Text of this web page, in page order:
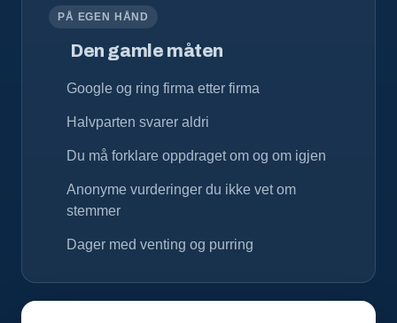
PÅ EGEN HÅND
Den gamle måten
Google og ring firma etter firma
Halvparten svarer aldri
Du må forklare oppdraget om og om igjen
Anonyme vurderinger du ikke vet om
stemmer
Dager med venting og purring